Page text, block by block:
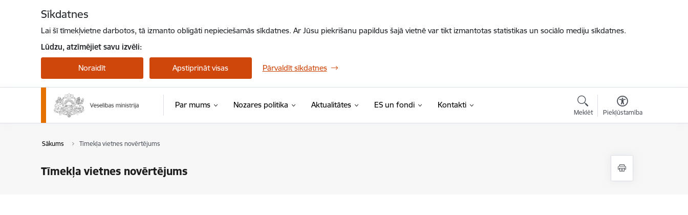
Sīkdatnes
Lai šī tīmekļvietne darbotos, tā izmanto obligāti nepieciešamās sīkdatnes. Ar Jūsu piekrišanu papildus šajā vietnē var tikt izmantotas statistikas un sociālo mediju sīkdatnes.
Lūdzu, atzīmējiet savu izvēli:
Noraidīt Apstiprināt visas Pārvaldīt sīkdatnes
Par mums Nozares politika Aktualitātes ES un fondi Kontakti
Meklēt Piekļūstamība
Sākums Tīmekļa vietnes novērtējums
Tīmekļa vietnes novērtējums